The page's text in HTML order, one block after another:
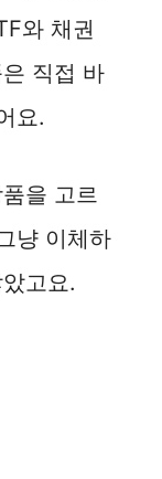
와 채권
직접 바
요.
을 고르
냥 이체하
고요.